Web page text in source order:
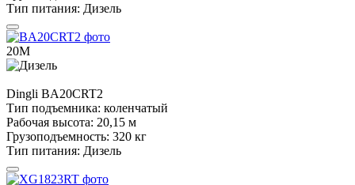
Тип питания: Дизель
20М
Dingli BA20CRT2
Тип подъемника: коленчатый
Рабочая высота: 20,15 м
Грузоподъемность: 320 кг
Тип питания: Дизель